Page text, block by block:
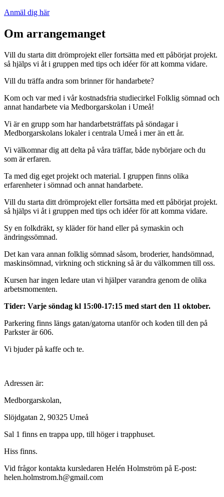
Anmäl dig här
Om arrangemanget
Vill du starta ditt drömprojekt eller fortsätta med ett påbörjat projekt.
så hjälps vi åt i gruppen med tips och idéer för att komma vidare.
Vill du träffa andra som brinner för handarbete?
Kom och var med i vår kostnadsfria studiecirkel Folklig sömnad och
annat handarbete via Medborgarskolan i Umeå!
Vi är en grupp som har handarbetsträffats på söndagar i
Medborgarskolans lokaler i centrala Umeå i mer än ett år.
Vi välkomnar dig att delta på våra träffar, både nybörjare och du
som är erfaren.
Ta med dig eget projekt och material. I gruppen finns olika
erfarenheter i sömnad och annat handarbete.
Vill du starta ditt drömprojekt eller fortsätta med ett påbörjat projekt.
så hjälps vi åt i gruppen med tips och idéer för att komma vidare.
Sy en folkdräkt, sy kläder för hand eller på symaskin och
ändringssömnad.
Det kan vara annan folklig sömnad såsom, broderier, handsömnad,
maskinsömnad, virkning och stickning så är du välkommen till oss.
Kursen har ingen ledare utan vi hjälper varandra genom de olika
arbetsmomenten.
Tider: Varje söndag kl 15:00-17:15 med start den 11 oktober.
Parkering finns längs gatan/gatorna utanför och koden till den på
Parkster är 606.
Vi bjuder på kaffe och te.
Adressen är:
Medborgarskolan,
Slöjdgatan 2, 90325 Umeå
Sal 1 finns en trappa upp, till höger i trapphuset.
Hiss finns.
Vid frågor kontakta kursledaren Helén Holmström på E-post:
helen.holmstrom.h@gmail.com